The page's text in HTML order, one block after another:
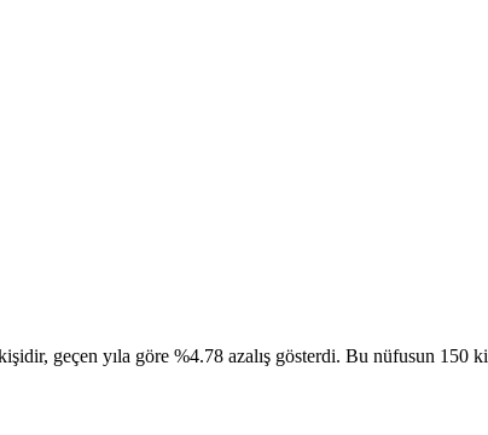
geçen yıla göre %4.78 azalış gösterdi. Bu nüfusun 150